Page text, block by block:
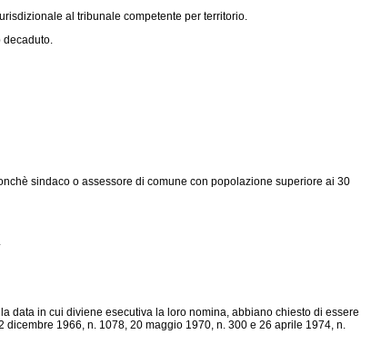
al tribunale competente per territorio.
decaduto.
sindaco o assessore di comune con popolazione superiore ai 30
.
data in cui diviene esecutiva la loro nomina, abbiano chiesto di essere
1966, n. 1078, 20 maggio 1970, n. 300 e 26 aprile 1974, n.